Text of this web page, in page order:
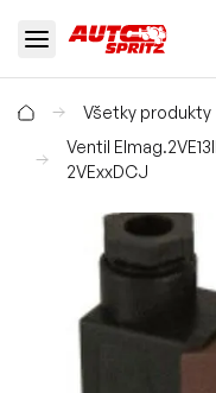
Všetky produkty
Ventil
2VExxDCJ